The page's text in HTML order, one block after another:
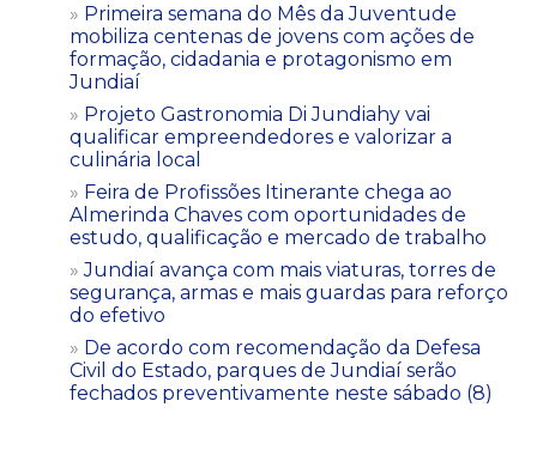
Primeira semana do Mês da Juventude
mobiliza centenas de jovens com ações de
formação, cidadania e protagonismo em
Jundiaí
Projeto Gastronomia Di Jundiahy vai
qualificar empreendedores e valorizar a
culinária local
Feira de Profissões Itinerante chega ao
Almerinda Chaves com oportunidades de
estudo, qualificação e mercado de trabalho
Jundiaí avança com mais viaturas, torres de
segurança, armas e mais guardas para reforço
do efetivo
De acordo com recomendação da Defesa
Civil do Estado, parques de Jundiaí serão
fechados preventivamente neste sábado (8)